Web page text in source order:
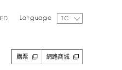
Language TC
購票 網路商城